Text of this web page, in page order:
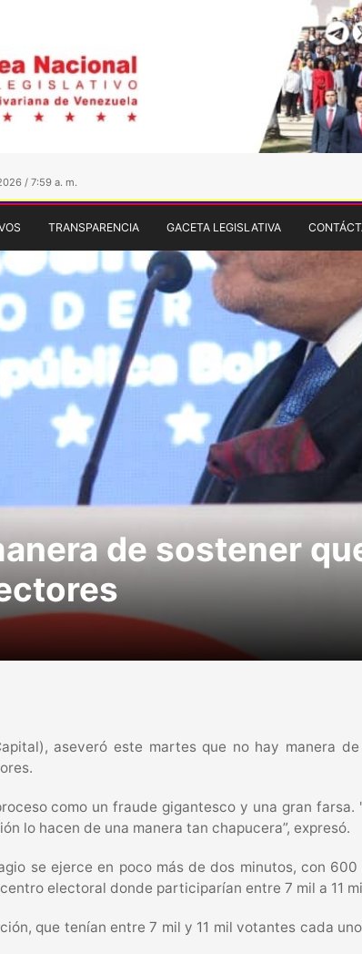
/ 7:59 a. m.
TRANSPARENCIA GACETA LEGISLATIVA
de sostener
aseveró este martes que no hay manera
como un fraude gigantesco y una gran farsa.
lo hacen de una manera tan chapucera”, expresó.
se ejerce en poco más de dos minutos, con 600
electoral donde participarían entre 7 mil a 11
que tenían entre 7 mil y 11 mil votantes cada